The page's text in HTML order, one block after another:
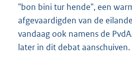
"bon bini tur hende", een
afgevaardigden van de
vandaag ook namens de
later in dit debat aanschuiven.